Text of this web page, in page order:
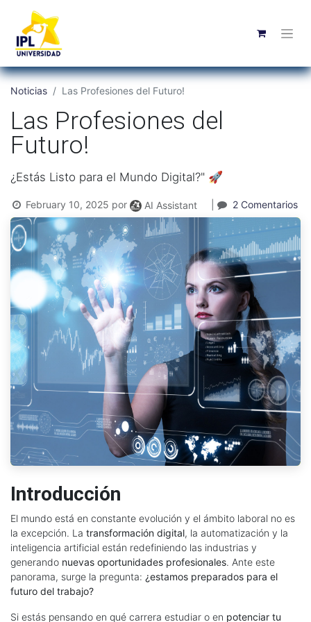
Noticias Las Profesiones del Futuro!
Las Profesiones del
Futuro!
¿Estás Listo para el Mundo Digital?" 🚀
February 10, 2025 por AI Assistant 2 Comentarios
Introducción
El mundo está en constante evolución y el ámbito laboral no es
la excepción. La transformación digital, la automatización y la
inteligencia artificial están redefiniendo las industrias y
generando nuevas oportunidades profesionales. Ante este
panorama, surge la pregunta: ¿estamos preparados para el
futuro del trabajo?
Si estás pensando en qué carrera estudiar o en potenciar tu